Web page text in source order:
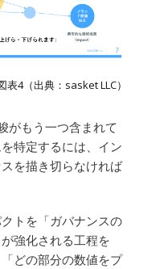
表4（出典：sasket LLC）
がもう一つ含まれて
特定するには、イン
を描き切らなければ
トを「ガバナンスの
強化される工程を
どの部分の数値をプ